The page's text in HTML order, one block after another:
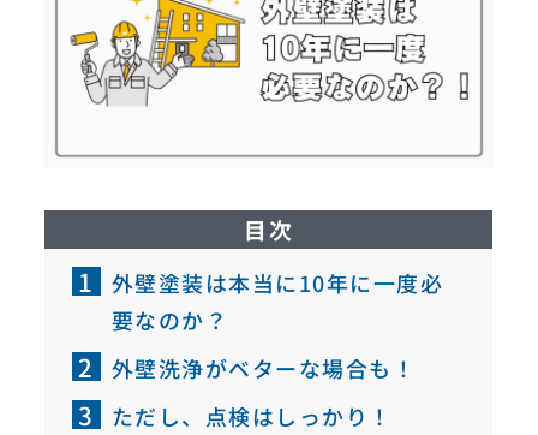
目次
1
外壁塗装は本当に10年に一度必
要なのか？
2 外壁洗浄がベターな場合も！
3 ただし、点検はしっかり！